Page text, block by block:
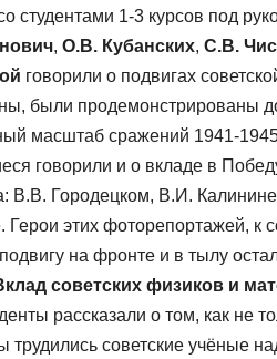
студентами 1-3 курсов под
, О.В. Кубанских, С.В.
говорили о подвигах
были продемонстрированы
масштаб сражений 1941-1945
говорили и о вкладе в
В.В. Городецком, В.И.
этих фоторепортажей, к
на фронте и в тылу
советских физиков и
рассказали о том, как не
трудились советские учёные